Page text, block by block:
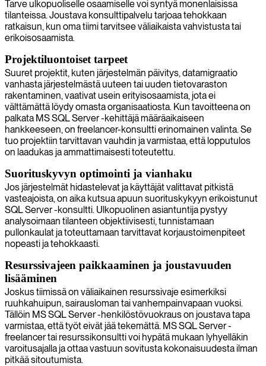
Tarve ulkopuoliselle osaamiselle voi syntyä monenlaisissa
tilanteissa. Joustava konsulttipalvelu tarjoaa tehokkaan
ratkaisun, kun oma tiimi tarvitsee väliaikaista vahvistusta tai
erikoisosaamista.
Projektiluontoiset tarpeet
Suuret projektit, kuten järjestelmän päivitys, datamigraatio
vanhasta järjestelmästä uuteen tai uuden tietovaraston
rakentaminen, vaativat usein erityisosaamista, jota ei
välttämättä löydy omasta organisaatiosta. Kun tavoitteena on
palkata MS SQL Server -kehittäjä määräaikaiseen
hankkeeseen, on freelancer-konsultti erinomainen valinta. Se
tuo projektiin tarvittavan vauhdin ja varmistaa, että lopputulos
on laadukas ja ammattimaisesti toteutettu.
Suorituskyvyn optimointi ja vianhaku
Jos järjestelmät hidastelevat ja käyttäjät valittavat pitkistä
vasteajoista, on aika kutsua apuun suorituskykyyn erikoistunut
SQL Server -konsultti. Ulkopuolinen asiantuntija pystyy
analysoimaan tilanteen objektiivisesti, tunnistamaan
pullonkaulat ja toteuttamaan tarvittavat korjaustoimenpiteet
nopeasti ja tehokkaasti.
Resurssivajeen paikkaaminen ja joustavuuden
lisääminen
Joskus tiimissä on väliaikainen resurssivaje esimerkiksi
ruuhkahuipun, sairausloman tai vanhempainvapaan vuoksi.
Tällöin MS SQL Server -henkilöstövuokraus on joustava tapa
varmistaa, että työt eivät jää tekemättä. MS SQL Server -
freelancer tai resurssikonsultti voi hypätä mukaan lyhyelläkin
varoitusajalla ja ottaa vastuun sovitusta kokonaisuudesta ilman
pitkää sitoutumista.